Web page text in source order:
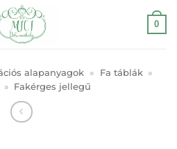
0
alapanyagok » Fa táblák »
» Fakérges jellegű